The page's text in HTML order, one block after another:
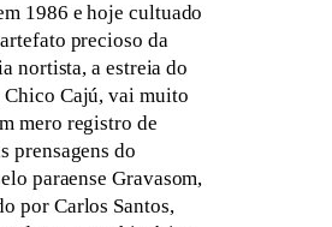
1986 e hoje cultuado
precioso da
nortista, a estreia do
Chico Cajú, vai muito
mero registro de
prensagens do
paraense Gravasom,
por Carlos Santos,